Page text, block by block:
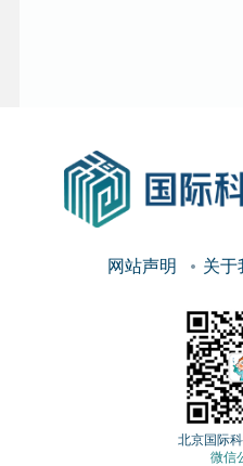
网站声明 关于
北京国际
微信